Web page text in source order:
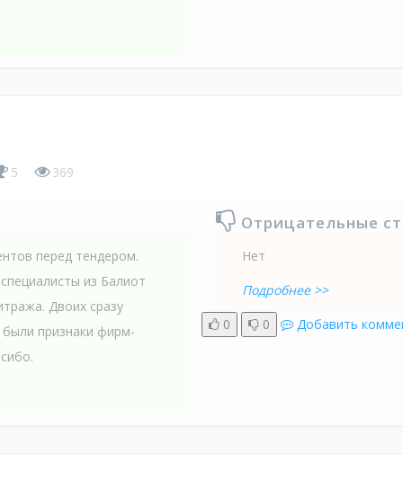
5 369
перед тендером.
из Балиот
Двоих сразу
признаки фирм-
Отрицательные
Нет
Подробнее >>
0
0 Добавить